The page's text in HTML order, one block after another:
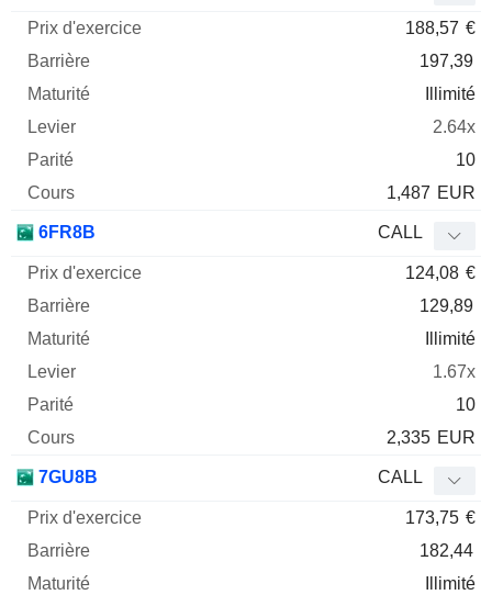
188,57 €
197,39
Illimité
2.64x
10
1,487 EUR
6FR8B CALL
124,08 €
129,89
Illimité
1.67x
10
2,335 EUR
7GU8B CALL
173,75 €
182,44
Illimité